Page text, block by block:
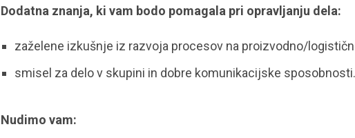
Dodatna znanja, ki vam bodo pomagala pri opravljanju dela:
zaželene izkušnje iz razvoja procesov na proizvodno/
smisel za delo v skupini in dobre komunikacijske sposobnosti.
Nudimo vam: